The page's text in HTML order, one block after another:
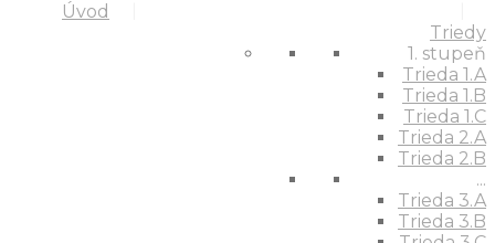
Úvod
Triedy
1. stupeň
Trieda 1.A
Trieda 1.B
Trieda 1.C
Trieda 2.A
Trieda 2.B
...
Trieda 3.A
Trieda 3.B